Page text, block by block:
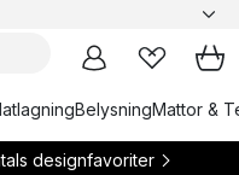
BelysningMattor &
designfavoriter